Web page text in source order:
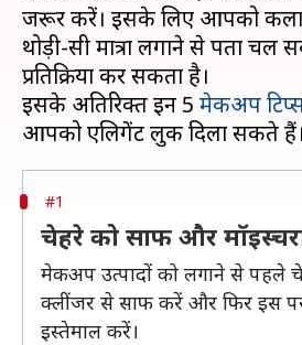
जरूर करें। इसके लिए आपको
थोड़ी-सी मात्रा लगाने से पता
प्रतिक्रिया कर सकता है।
इसके अतिरिक्त इन 5 मेकअप
#1
चेहरे को साफ और
मेकअप उत्पादों को लगाने से पहले
क्लींजर से साफ करें और फिर इस पर
इस्तेमाल करें।